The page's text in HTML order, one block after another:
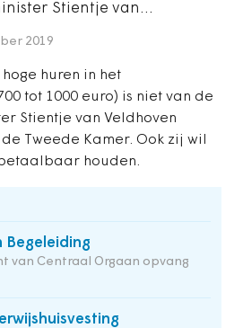
Stientje van…
2019
huren in het
tot 1000 euro) is niet van de
Stientje van Veldhoven
Tweede Kamer. Ook zij wil
houden.
Begeleiding
van Centraal Orgaan opvang